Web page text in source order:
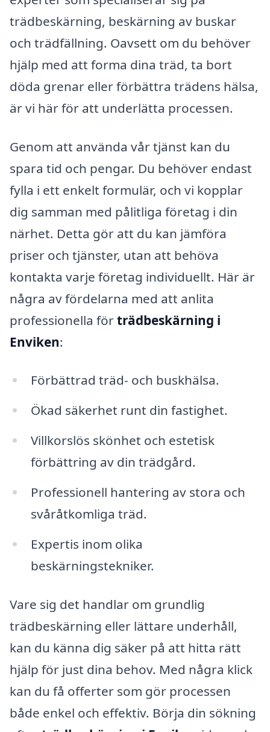
trädbeskärning, beskärning av buskar
och trädfällning. Oavsett om du behöver
hjälp med att forma dina träd, ta bort
döda grenar eller förbättra trädens hälsa,
är vi här för att underlätta processen.
Genom att använda vår tjänst kan du
spara tid och pengar. Du behöver endast
fylla i ett enkelt formulär, och vi kopplar
dig samman med pålitliga företag i din
närhet. Detta gör att du kan jämföra
priser och tjänster, utan att behöva
kontakta varje företag individuellt. Här är
några av fördelarna med att anlita
professionella förträdbeskärning i
Enviken:
Förbättrad träd- och buskhälsa.
Ökad säkerhet runt din fastighet.
Villkorslös skönhet och estetisk
förbättring av din trädgård.
Professionell hantering av stora och
svåråtkomliga träd.
Expertis inom olika
beskärningstekniker.
Vare sig det handlar om grundlig
trädbeskärning eller lättare underhåll,
kan du känna dig säker på att hitta rätt
hjälp för just dina behov. Med några klick
kan du få offerter som gör processen
både enkel och effektiv. Börja din sökning